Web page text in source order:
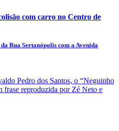
com carro no Centro de
Rua Sertanópolis com a Avenida